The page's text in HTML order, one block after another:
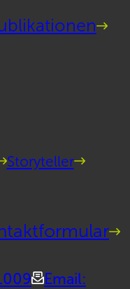
Storyteller
Email: